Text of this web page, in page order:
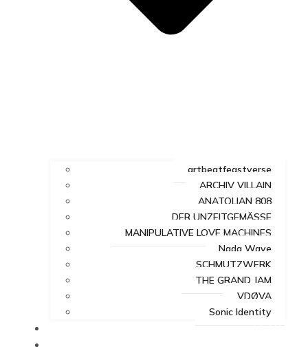
artbeatfeastverse
ARCHIV VILLAIN
ANATOLIAN 808
DER UNZEITGEMÄSSE
MANIPULATIVE LOVE MACHINES
Nada Wave
SCHMUTZWERK
THE GRAND JAM
VDØVA
Sonic Identity
FEAST